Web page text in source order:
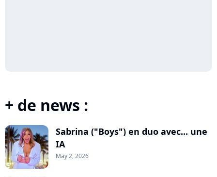
+ de news :
Sabrina ("Boys") en duo avec... une
IA
May 2, 2026